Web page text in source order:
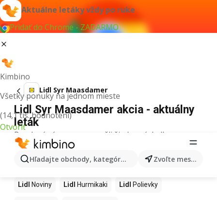
Aktuálne letáky vždy po ruke
Pridať do Chrome - ZADARMO
Kimbino
Všetky ponuky na jednom mieste
(14,1 tis. hodnotení)
Otvoriť
Hľadajte obchody, kategórie, produkty... Zvoľte mesto
Lidl Syr Maasdamer
Lidl Syr Maasdamer akcia - aktuálny
leták
Pre daný výraz sme nenašli žiadne výsledky.
Ďalšie produkty v obchodoch Lidl
Lidl Kapor Ashwagandha Nintendo Switch
Lidl Noviny Lidl Hurmikaki Lidl Polievky